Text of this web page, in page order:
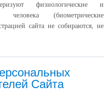
физиологические и
человека (биометрические
сайта не собираются, не
Сайта